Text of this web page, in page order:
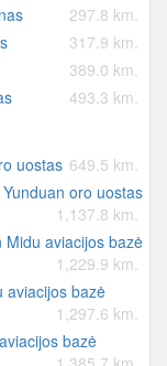
297.8 km.
317.9 km.
389.0 km.
493.3 km.
uostas 649.5 km.
oro uostas
1,137.8 km.
Midu aviacijos bazė
1,229.9 km.
aviacijos bazė
1,297.6 km.
bazė